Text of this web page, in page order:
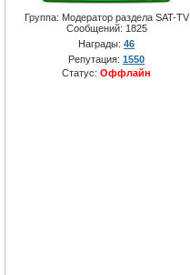
Группа: Модератор раздела SAT-TV
Сообщений: 1825
Награды: 46
Репутация: 1550
Статус: Оффлайн